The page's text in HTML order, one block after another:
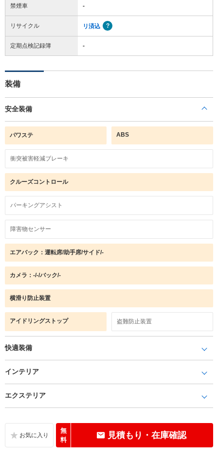
禁煙車 -
リサイクル リ済込
定期点検記録簿 -
装備
安全装備
パワステ ABS
衝突被害軽減ブレーキ
クルーズコントロール
パーキングアシスト
障害物センサー
エアバック：運転席/助手席/サイド/-
カメラ：-/-/バック/-
横滑り防止装置
アイドリングストップ 盗難防止装置
快適装備
インテリア
エクステリア
無
料
見積もり・在庫確認